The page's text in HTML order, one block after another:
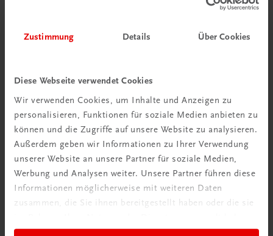
Zustimmung Details Über Cookies
Diese Webseite verwendet Cookies
Wir verwenden Cookies, um Inhalte und Anzeigen zu
personalisieren, Funktionen für soziale Medien anbieten zu
können und die Zugriffe auf unsere Website zu analysieren.
Außerdem geben wir Informationen zu Ihrer Verwendung
unserer Website an unsere Partner für soziale Medien,
Werbung und Analysen weiter. Unsere Partner führen diese
Informationen möglicherweise mit weiteren Daten
zusammen, die Sie ihnen bereitgestellt haben oder die sie
Rabattcode erhalten
Newsletter abonnieren